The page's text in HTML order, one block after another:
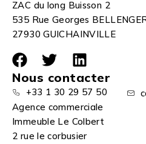
ZAC du long Buisson 2
535 Rue Georges
27930 GUICHAINVILLE
Nous contacter
+33 1 30 29 57 50
Agence commerciale
Immeuble Le Colbert
2 rue le corbusier